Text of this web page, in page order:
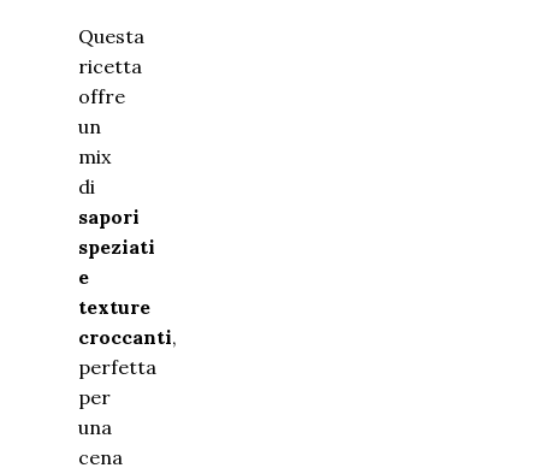
Questa
ricetta
offre
un
mix
di
sapori
speziati
e
texture
croccanti,
perfetta
per
una
cena